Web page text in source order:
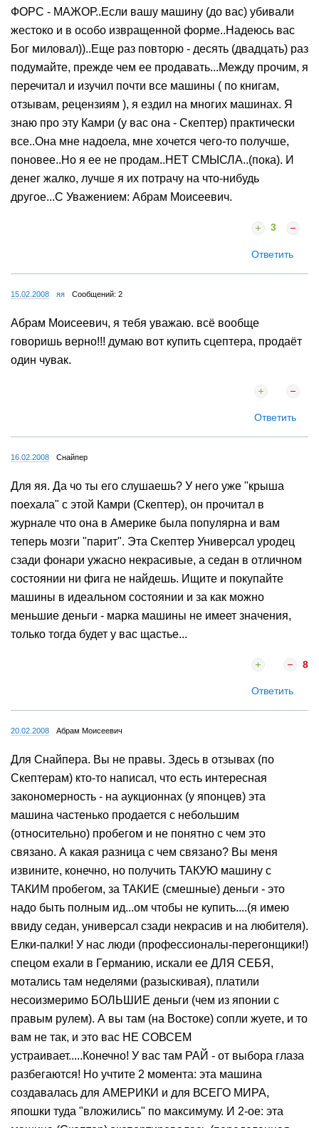
ФОРС - МАЖОР..Если вашу машину (до вас) убивали
жестоко и в особо извращенной форме..Надеюсь вас
Бог миловал))..Еще раз повторю - десять (двадцать) раз
подумайте, прежде чем ее продавать...Между прочим, я
перечитал и изучил почти все машины ( по книгам,
отзывам, рецензиям ), я ездил на многих машинах. Я
знаю про эту Камри (у вас она - Скептер) практически
все..Она мне надоела, мне хочется чего-то получше,
поновее..Но я ее не продам..НЕТ СМЫСЛА..(пока). И
денег жалко, лучше я их потрачу на что-нибудь
другое...С Уважением: Абрам Моисеевич.
3
Ответить
15.02.2008 яя Сообщений: 2
Абрам Моисеевич, я тебя уважаю. всё вообще
говоришь верно!!! думаю вот купить сцептера, продаёт
один чувак.
Ответить
16.02.2008 Снайпер
Для яя. Да чо ты его слушаешь? У него уже "крыша
поехала" с этой Камри (Скептер), он прочитал в
журнале что она в Америке была популярна и вам
теперь мозги "парит". Эта Скептер Универсал уродец
сзади фонари ужасно некрасивые, а седан в отличном
состоянии ни фига не найдешь. Ищите и покупайте
машины в идеальном состоянии и за как можно
меньшие деньги - марка машины не имеет значения,
только тогда будет у вас щастье...
8
Ответить
20.02.2008 Абрам Моисеевич
Для Снайпера. Вы не правы. Здесь в отзывах (по
Скептерам) кто-то написал, что есть интересная
закономерность - на аукционнах (у японцев) эта
машина частенько продается с небольшим
(относительно) пробегом и не понятно с чем это
связано. А какая разница с чем связано? Вы меня
извините, конечно, но получить ТАКУЮ машину с
ТАКИМ пробегом, за ТАКИЕ (смешные) деньги - это
надо быть полным ид...ом чтобы не купить....(я имею
ввиду седан, универсал сзади некрасив и на любителя).
Елки-палки! У нас люди (профессионалы-перегонщики!)
спецом ехали в Германию, искали ее ДЛЯ СЕБЯ,
мотались там неделями (разыскивая), платили
несоизмеримо БОЛЬШИЕ деньги (чем из японии с
правым рулем). А вы там (на Востоке) сопли жуете, и то
вам не так, и это вас НЕ СОВСЕМ
устраивает.....Конечно! У вас там РАЙ - от выбора глаза
разбегаются! Но учтите 2 момента: эта машина
создавалась для АМЕРИКИ и для ВСЕГО МИРА,
япошки туда "вложились" по максимуму. И 2-ое: эта